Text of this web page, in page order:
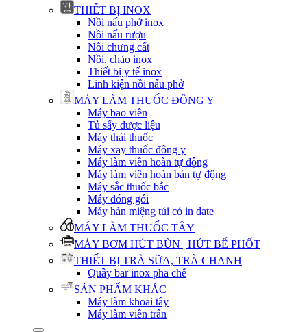
THIẾT BỊ INOX
Nồi nấu phở inox
Nồi nấu rượu
Nồi chưng cất
Nồi, chảo inox
Thiết bị y tế inox
Linh kiện nồi nấu phở
MÁY LÀM THUỐC ĐÔNG Y
Máy bao viên
Tủ sấy dược liệu
Máy thái thuốc
Máy xay thuốc đông y
Máy làm viên hoàn tự động
Máy làm viên hoàn bán tự động
Máy sắc thuốc bắc
Máy đóng gói
Máy hàn miệng túi có in date
MÁY LÀM THUỐC TÂY
MÁY BƠM HÚT BÙN | HÚT BỂ PHỐT
THIẾT BỊ TRÀ SỮA, TRÀ CHANH
Quầy bar inox pha chế
SẢN PHẨM KHÁC
Máy làm khoai tây
Máy làm viên trân